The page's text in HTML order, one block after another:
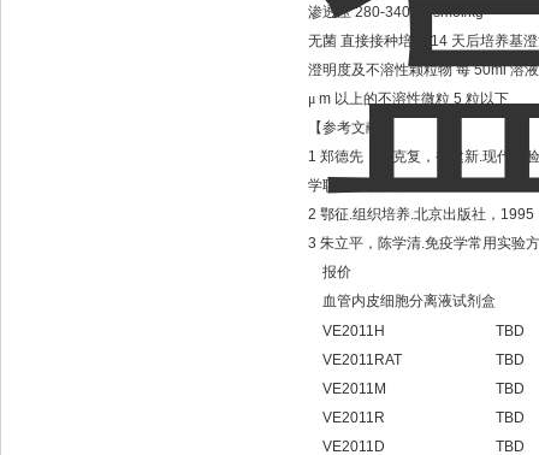
渗透压280-340mOsmol/kg
无菌 直接接种培养 14 天后培养基
澄明度及不溶性颗粒物 每50ml溶
μ m 以上的不溶性微粒 5 粒以下
【参考文献】
1 郑德先，吴克复，褚建新.现代实
学联合出版社，
2 鄂征.组织培养.北京出版社， 1995
3 朱立平，陈学清.免疫学常用实验
报价
血管内皮细胞分离液试剂盒
VE2011H
TBD
VE2011RAT
TBD
VE2011M
TBD
VE2011R
TBD
VE2011D
TBD